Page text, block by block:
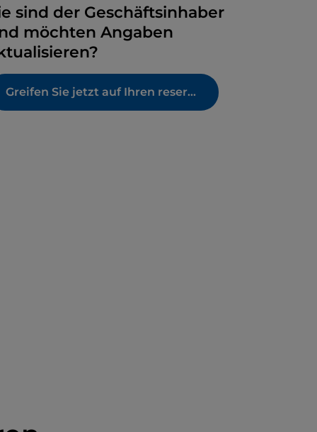
sind der Geschäftsinhaber
möchten Angaben
Greifen Sie jetzt auf Ihren reservierten Bereich zu